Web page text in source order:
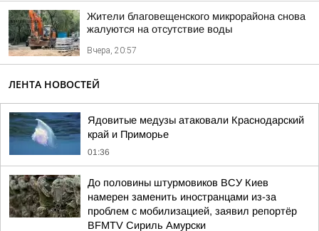
Жители благовещенского микрорайона снова
жалуются на отсутствие воды
Вчера, 20:57
ЛЕНТА НОВОСТЕЙ
Ядовитые медузы атаковали Краснодарский
край и Приморье
01:36
До половины штурмовиков ВСУ Киев
намерен заменить иностранцами из-за
проблем с мобилизацией, заявил репортёр
BFMTV Сириль Амурски